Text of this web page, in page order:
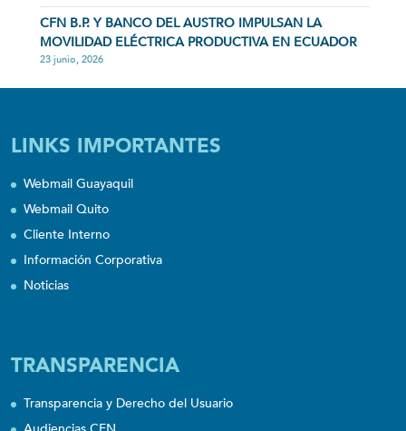
CFN B.P. Y BANCO DEL AUSTRO IMPULSAN LA
MOVILIDAD ELÉCTRICA PRODUCTIVA EN ECUADOR
23 junio, 2026
LINKS IMPORTANTES
Webmail Guayaquil
Webmail Quito
Cliente Interno
Información Corporativa
Noticias
TRANSPARENCIA
Transparencia y Derecho del Usuario